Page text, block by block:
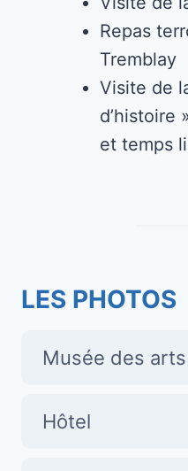
Repas
Tremblay
Visite de
d’histoire
et temps
LES PHOTOS
Musée des
Hôtel